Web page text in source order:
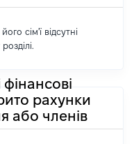
сім'ї відсутні
фінансові
рахунки
або членів